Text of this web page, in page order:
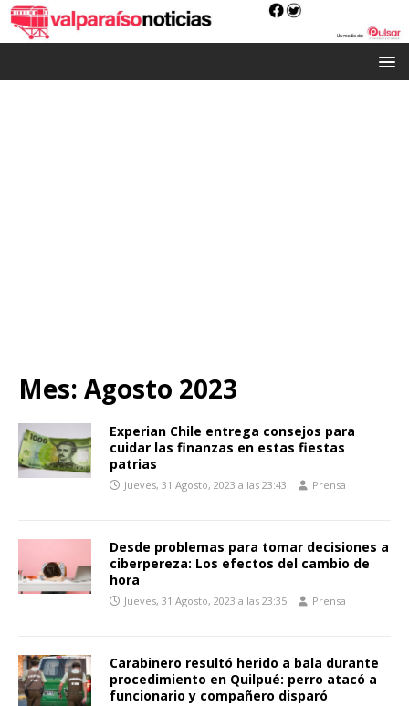
Mes: Agosto 2023
Experian Chile entrega consejos para
cuidar las finanzas en estas fiestas
patrias
Jueves, 31 Agosto, 2023 a las 23:43 Prensa
Desde problemas para tomar decisiones a
ciberpereza: Los efectos del cambio de
hora
Jueves, 31 Agosto, 2023 a las 23:35 Prensa
Carabinero resultó herido a bala durante
procedimiento en Quilpué: perro atacó a
funcionario y compañero disparó